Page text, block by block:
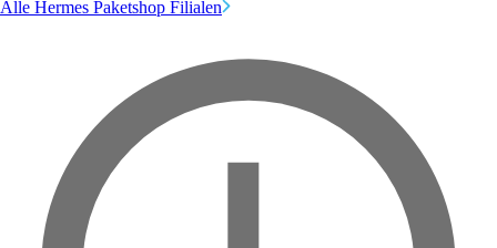
Alle Hermes Paketshop Filialen